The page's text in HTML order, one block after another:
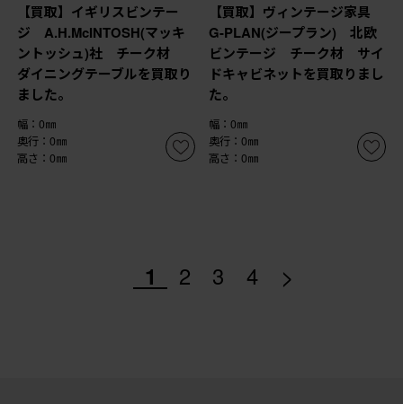
【買取】イギリスビンテー
ジ A.H.McINTOSH(マッキ
ントッシュ)社 チーク材
ダイニングテーブルを買取り
ました。
幅：0㎜
奥行：0㎜
高さ：0㎜
【買取】ヴィンテージ家具
G-PLAN(ジープラン) 北欧
ビンテージ チーク材 サイ
ドキャビネットを買取りまし
た。
幅：0㎜
奥行：0㎜
高さ：0㎜
1 2 3 4 >